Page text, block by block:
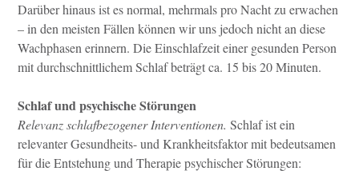
Darüber hinaus ist es normal, mehrmals pro Nacht zu erwachen
– in den meisten Fällen können wir uns jedoch nicht an diese
Wachphasen erinnern. Die Einschlafzeit einer gesunden Person
mit durchschnittlichem Schlaf beträgt ca. 15 bis 20 Minuten.
Schlaf und psychische Störungen
Relevanz schlafbezogener Interventionen. Schlaf ist ein
relevanter Gesundheits- und Krankheitsfaktor mit bedeutsamen
für die Entstehung und Therapie psychischer Störungen: